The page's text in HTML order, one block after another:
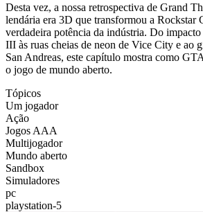
Desta vez, a nossa retrospectiva de Grand
lendária era 3D que transformou a Rockstar
verdadeira potência da indústria. Do
III às ruas cheias de neon de Vice City e ao
San Andreas, este capítulo mostra como
o jogo de mundo aberto.
Tópicos
Um jogador
Ação
Jogos AAA
Multijogador
Mundo aberto
Sandbox
Simuladores
pc
playstation-5